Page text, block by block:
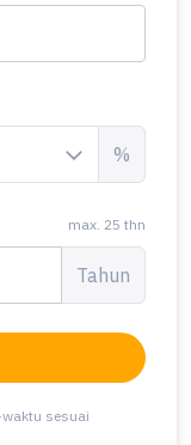
%
max. 25 thn
Tahun
sesuai